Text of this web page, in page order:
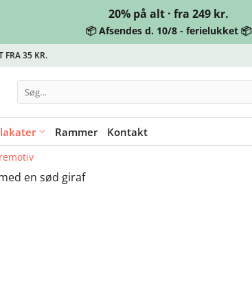
20% på alt · fra 249 kr.
📦 Afsendes d. 10/8 - ferielukket 📦
FRA 35 KR.
Søg
efter:
Rammer Kontakt